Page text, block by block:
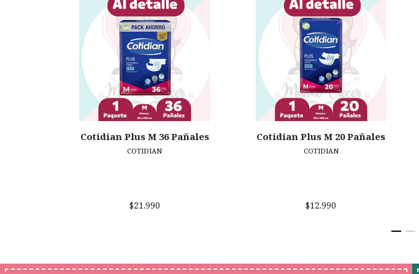
Cotidian Plus M 36 Pañales
COTIDIAN
$21.990
Cotidian Plus M 20 Pañales
COTIDIAN
$12.990